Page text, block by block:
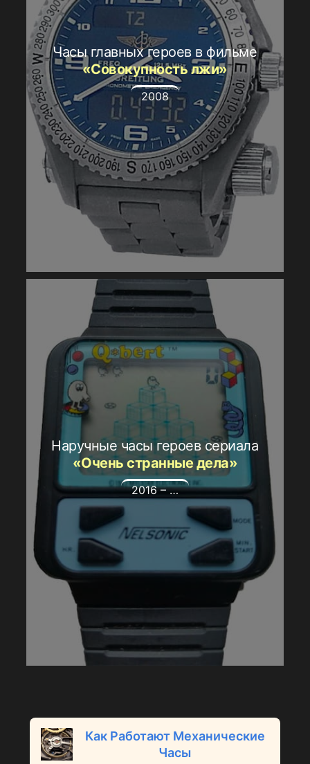
Часы главных героев в фильме
«Совокупность лжи»
2008
Наручные часы героев сериала
«Очень странные дела»
2016 – …
Как Работают Механические
Часы